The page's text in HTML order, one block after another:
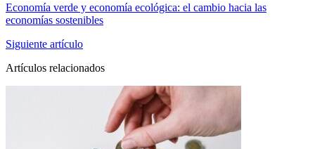
Economía verde y economía ecológica: el cambio hacia las
economías sostenibles
Siguiente artículo
Artículos relacionados